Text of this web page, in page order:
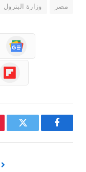
مصر وزارة البترول
فيسبوك تويتر